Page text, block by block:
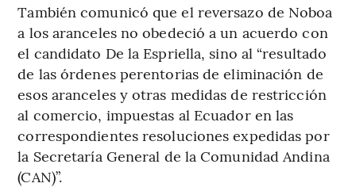
También comunicó que el reversazo de Noboa
a los aranceles no obedeció a un acuerdo con
el candidato De la Espriella, sino al “resultado
de las órdenes perentorias de eliminación de
esos aranceles y otras medidas de restricción
al comercio, impuestas al Ecuador en las
correspondientes resoluciones expedidas por
la Secretaría General de la Comunidad Andina
(CAN)”.